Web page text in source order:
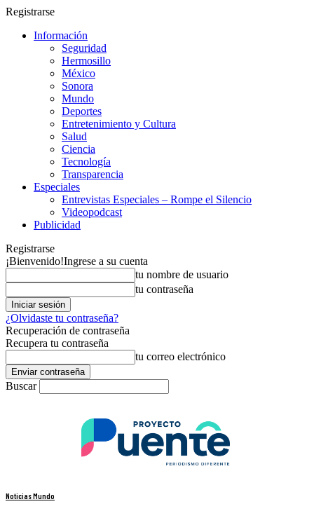
Registrarse
Información
Seguridad
Hermosillo
México
Sonora
Mundo
Deportes
Entretenimiento y Cultura
Salud
Ciencia
Tecnología
Transparencia
Especiales
Entrevistas Especiales – Rompe el Silencio
Videopodcast
Publicidad
Registrarse
¡Bienvenido!Ingrese a su cuenta
tu nombre de usuario
tu contraseña
¿Olvidaste tu contraseña?
Recuperación de contraseña
Recupera tu contraseña
tu correo electrónico
Buscar
Noticias Mundo